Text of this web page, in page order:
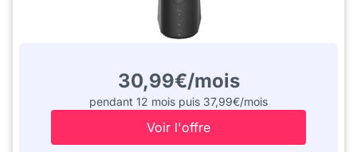
30,99€/mois
pendant 12 mois puis 37,99€/mois
Voir l'offre